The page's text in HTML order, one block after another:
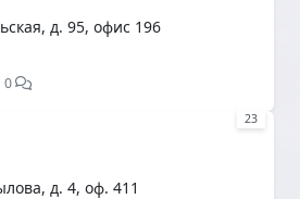
д. 95, офис 196
0
23
д. 4, оф. 411